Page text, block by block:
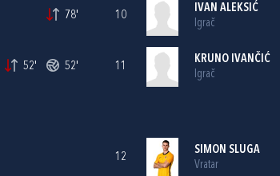
78'
52' 52'
10
IVAN ALEKSIĆ
Igrač
11
KRUNO IVANČIĆ
Igrač
12
SIMON SLUGA
Vratar